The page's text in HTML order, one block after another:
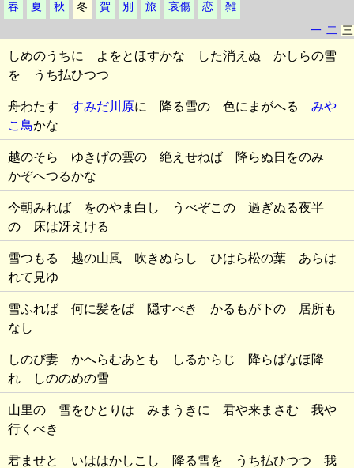
春 夏 秋 冬 賀 別 旅 哀傷 恋
雑
一 二 三
しめのうちに よをとほすかな した消えぬ かしらの雪
を うち払ひつつ
舟わたす すみだ川原に 降る雪の 色にまがへる みや
こ鳥かな
越のそら ゆきげの雲の 絶えせねば 降らぬ日をのみ
かぞへつるかな
今朝みれば をのやま白し うべぞこの 過ぎぬる夜半
の 床は冴えける
雪つもる 越の山風 吹きぬらし ひはら松の葉 あらは
れて見ゆ
雪ふれば 何に髪をば 隠すべき かるもが下の 居所も
なし
しのび妻 かへらむあとも しるからじ 降らばなほ降
れ しののめの雪
山里の 雪をひとりは みまうきに 君や来まさむ 我や
行くべき
君ませと いははかしこし 降る雪を うち払ひつつ 我